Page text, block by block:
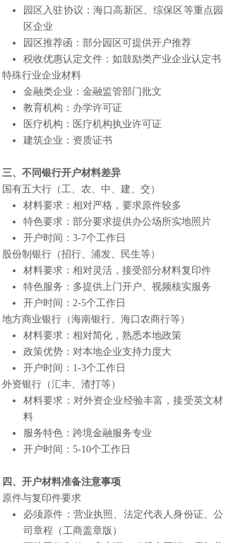
园区入驻协议：海口高新区、综保区等重点园
区企业
园区推荐函：部分园区可提供开户推荐
税收优惠认定文件：如鼓励类产业企业认定书
特殊行业企业材料
金融类企业：金融监管部门批文
教育机构：办学许可证
医疗机构：医疗机构执业许可证
建筑企业：资质证书
三、不同银行开户材料差异
国有五大行（工、农、中、建、交）
材料要求：相对严格，要求原件较多
特色要求：部分要求提供办公场所实地照片
开户时间：3-7个工作日
股份制银行（招行、浦发、民生等）
材料要求：相对灵活，接受部分材料复印件
特色服务：多提供上门开户、视频核实服务
开户时间：2-5个工作日
地方商业银行（海南银行、海口农商行等）
材料要求：相对简化，熟悉本地政策
政策优势：对本地企业支持力度大
开户时间：1-3个工作日
外资银行（汇丰、渣打等）
材料要求：对外资企业经验丰富，接受英文材
料
服务特色：跨境金融服务专业
开户时间：5-10个工作日
四、开户材料准备注意事项
原件与复印件要求
必须原件：营业执照、法定代表人身份证、公
司章程（工商盖章版）